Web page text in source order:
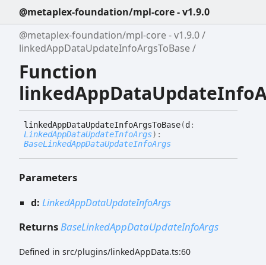
@metaplex-foundation/mpl-core - v1.9.0
@metaplex-foundation/mpl-core - v1.9.0
linkedAppDataUpdateInfoArgsToBase
Function
linkedAppDataUpdateInfoArgsToBase(d :
LinkedAppDataUpdateInfoArgs) :
BaseLinkedAppDataUpdateInfoArgs
Parameters
d: LinkedAppDataUpdateInfoArgs
ReturnsBaseLinkedAppDataUpdateInfoArgs
Defined in src/plugins/linkedAppData.ts:60